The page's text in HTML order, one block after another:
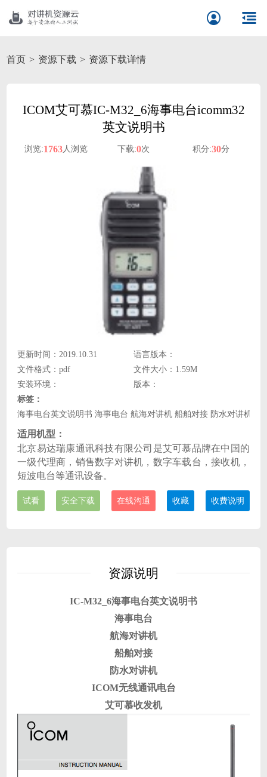
首页 资源下载 资源下载详情
ICOM艾可慕IC-M32_6海事电台icomm32
英文说明书
浏览:1763人浏览 下载:0次 积分:30分
更新时间：2019.10.31
语言版本：
文件格式：pdf
文件大小：1.59M
安装环境：
版本：
标签：
海事电台英文说明书 海事电台 航海对讲机 船舶对接 防水对讲机
适用机型：
北京易达瑞康通讯科技有限公司是艾可慕品牌在中国的
一级代理商，销售数字对讲机，数字车载台，接收机，
短波电台等通讯设备。
试看 安全下载 在线沟通 收藏 收费说明
资源说明
IC-M32_6海事电台英文说明书
海事电台
航海对讲机
船舶对接
防水对讲机
ICOM无线通讯电台
艾可慕收发机